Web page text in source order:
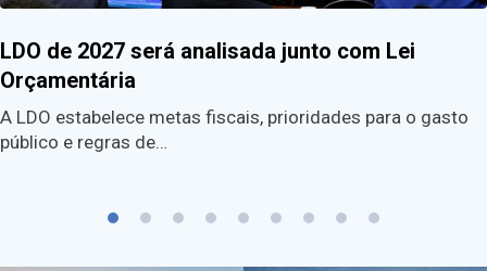
LDO de 2027 será analisada junto com Lei
Orçamentária
A LDO estabelece metas fiscais, prioridades para o gasto
público e regras de…